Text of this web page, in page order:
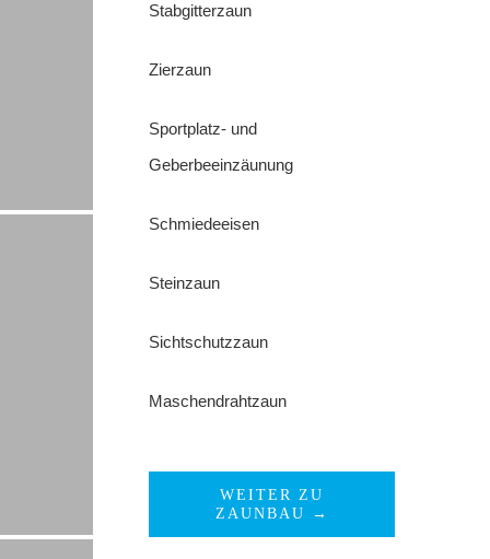
Stabgitterzaun
Zierzaun
Sportplatz- und
Geberbeeinzäunung
Schmiedeeisen
Steinzaun
Sichtschutzzaun
Maschendrahtzaun
WEITER ZU
ZAUNBAU →